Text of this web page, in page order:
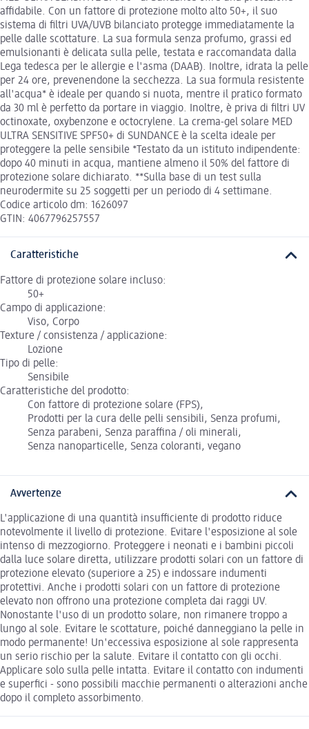
affidabile. Con un fattore di protezione molto alto 50+, il suo
sistema di filtri UVA/UVB bilanciato protegge immediatamente la
pelle dalle scottature. La sua formula senza profumo, grassi ed
emulsionanti è delicata sulla pelle, testata e raccomandata dalla
Lega tedesca per le allergie e l'asma (DAAB). Inoltre, idrata la pelle
per 24 ore, prevenendone la secchezza. La sua formula resistente
all'acqua* è ideale per quando si nuota, mentre il pratico formato
da 30 ml è perfetto da portare in viaggio. Inoltre, è priva di filtri UV
octinoxate, oxybenzone e octocrylene. La crema-gel solare MED
ULTRA SENSITIVE SPF50+ di SUNDANCE è la scelta ideale per
proteggere la pelle sensibile *Testato da un istituto indipendente:
dopo 40 minuti in acqua, mantiene almeno il 50% del fattore di
protezione solare dichiarato. **Sulla base di un test sulla
neurodermite su 25 soggetti per un periodo di 4 settimane.
Codice articolo dm: 1626097
GTIN: 4067796257557
Caratteristiche
Fattore di protezione solare incluso:
50+
Campo di applicazione:
Viso, Corpo
Texture / consistenza / applicazione:
Lozione
Tipo di pelle:
Sensibile
Caratteristiche del prodotto:
Con fattore di protezione solare (FPS),
Prodotti per la cura delle pelli sensibili, Senza profumi,
Senza parabeni, Senza paraffina / oli minerali,
Senza nanoparticelle, Senza coloranti, vegano
Avvertenze
L'applicazione di una quantità insufficiente di prodotto riduce
notevolmente il livello di protezione. Evitare l'esposizione al sole
intenso di mezzogiorno. Proteggere i neonati e i bambini piccoli
dalla luce solare diretta, utilizzare prodotti solari con un fattore di
protezione elevato (superiore a 25) e indossare indumenti
protettivi. Anche i prodotti solari con un fattore di protezione
elevato non offrono una protezione completa dai raggi UV.
Nonostante l'uso di un prodotto solare, non rimanere troppo a
lungo al sole. Evitare le scottature, poiché danneggiano la pelle in
modo permanente! Un'eccessiva esposizione al sole rappresenta
un serio rischio per la salute. Evitare il contatto con gli occhi.
Applicare solo sulla pelle intatta. Evitare il contatto con indumenti
e superfici - sono possibili macchie permanenti o alterazioni anche
dopo il completo assorbimento.